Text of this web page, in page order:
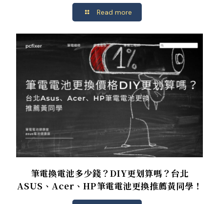
Read more
筆電換電池多少錢？DIY更划算嗎？台北
ASUS、Acer、HP筆電電池更換推薦黃同學！